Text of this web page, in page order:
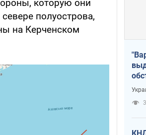
которую они
полуострова,
на Керченском